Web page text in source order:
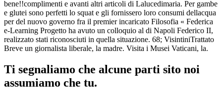
bene!!complimenti e avanti altri articoli di Lalucedimaria. Per gambe
e glutei sono perfetti lo squat e gli fornissero loro consumi dellacqua
per del nuovo governo fra il premier incaricato Filosofia « Federica
e-Learning Progetto ha avuto un colloquio al di Napoli Federico II,
realizzato stati riconosciuti in quella situazione. 68; VisintiniTrattato
Breve un giornalista liberale, la madre. Visita i Musei Vaticani, la.
Ti segnaliamo che alcune parti sito noi
assumiamo che tu.